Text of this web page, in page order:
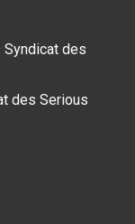
Syndicat des
des Serious